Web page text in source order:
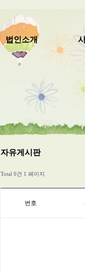
법인소개
자유게시판
Total 0건 1 페이지
번호